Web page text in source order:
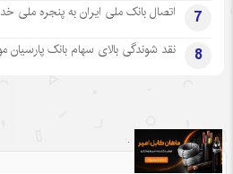
7 اتصال بانک ملی ایران به پنجره ملی
8 نقد شوندگی بالای سهام بانک پارسیان
.